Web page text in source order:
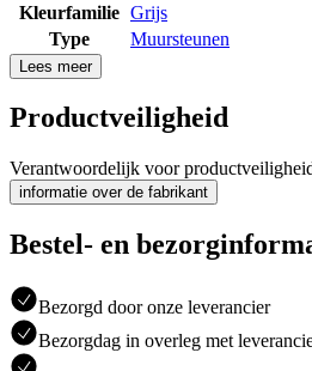
Kleurfamilie Grijs
Type
Muursteunen
Lees meer
Productveiligheid
Verantwoordelijk voor
informatie over de fabrikant
Bestel- en
Bezorgd door onze leverancier
Bezorgdag in overleg met